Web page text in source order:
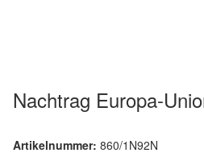
Nachtrag Europa-
Artikelnummer: 860/1N92N